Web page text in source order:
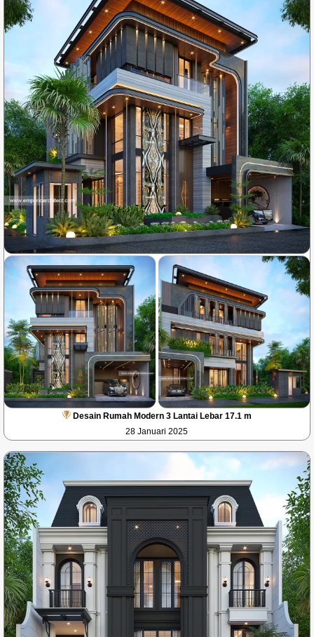
Desain Rumah Modern 3 Lantai Lebar 17.1 m
28 Januari 2025